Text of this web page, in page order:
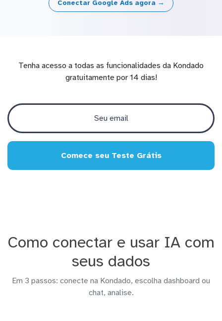
Conectar Google Ads agora →
Tenha acesso a todas as funcionalidades da Kondado
gratuitamente por 14 dias!
Comece seu Teste Grátis
Como conectar e usar IA com
seus dados
Em 3 passos: conecte na Kondado, escolha dashboard ou
chat, analise.